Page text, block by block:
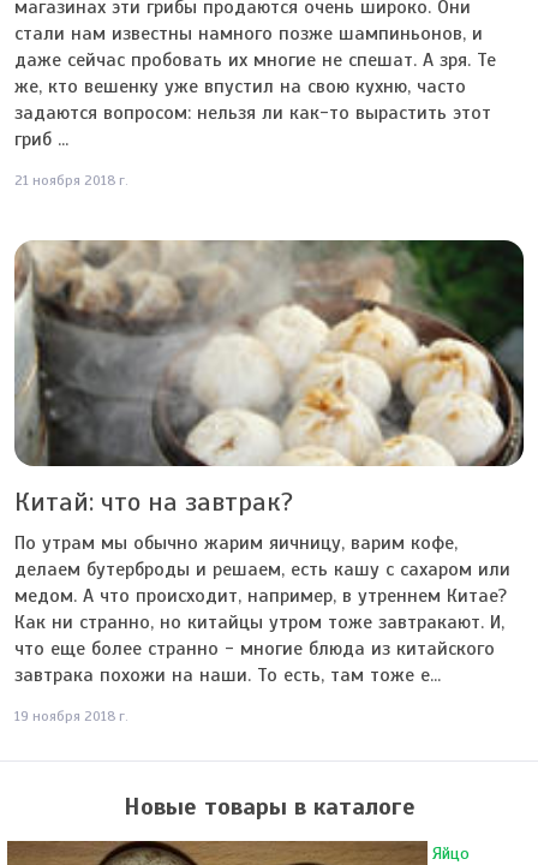
магазинах эти грибы продаются очень широко. Они
стали нам известны намного позже шампиньонов, и
даже сейчас пробовать их многие не спешат. А зря. Те
же, кто вешенку уже впустил на свою кухню, часто
задаются вопросом: нельзя ли как-то вырастить этот
гриб ...
21 ноября 2018 г.
Китай: что на завтрак?
По утрам мы обычно жарим яичницу, варим кофе,
делаем бутерброды и решаем, есть кашу с сахаром или
медом. А что происходит, например, в утреннем Китае?
Как ни странно, но китайцы утром тоже завтракают. И,
что еще более странно - многие блюда из китайского
завтрака похожи на наши. То есть, там тоже е...
19 ноября 2018 г.
Новые товары в каталоге
Яйцо